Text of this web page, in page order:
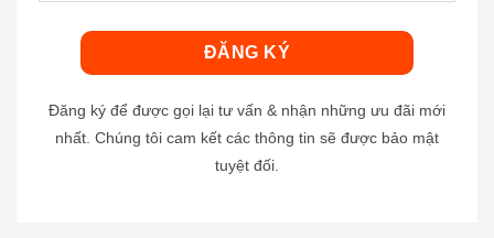
Đăng ký để được gọi lại tư vấn & nhận những ưu đãi mới
nhất. Chúng tôi cam kết các thông tin sẽ được bảo mật
tuyệt đối.